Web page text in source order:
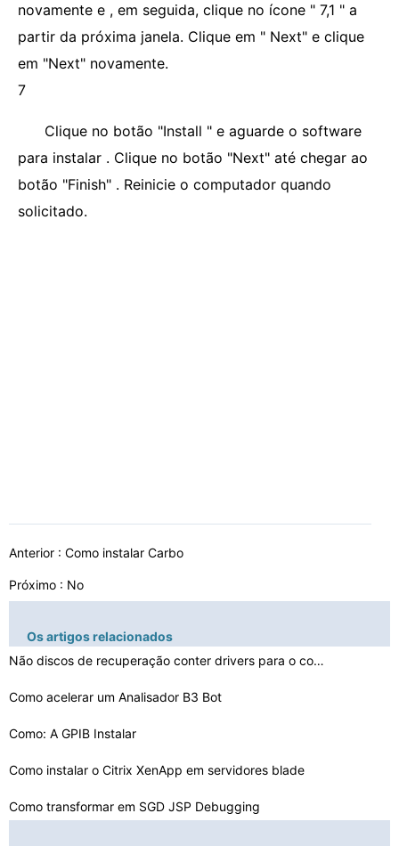
novamente e , em seguida, clique no ícone " 7,1 " a
partir da próxima janela. Clique em " Next" e clique
em "Next" novamente.
7
Clique no botão "Install " e aguarde o software
para instalar . Clique no botão "Next" até chegar ao
botão "Finish" . Reinicie o computador quando
solicitado.
Anterior : Como instalar Carbo
Próximo : No
Os artigos relacionados
Não discos de recuperação conter drivers para o comp…
Como acelerar um Analisador B3 Bot
Como: A GPIB Instalar
Como instalar o Citrix XenApp em servidores blade
Como transformar em SGD JSP Debugging